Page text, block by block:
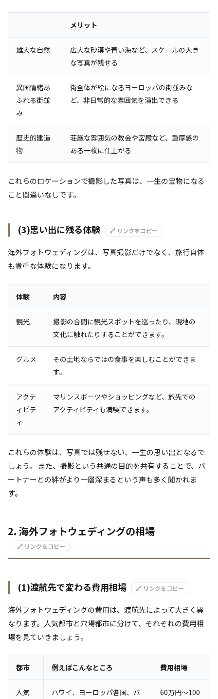
メリット
雄大な自然
広大な砂漠や青い海など、スケールの大き
な写真が残せる
異国情緒あ
ふれる街並
み
街全体が絵になるヨーロッパの街並みな
ど、非日常的な雰囲気を演出できる
歴史的建造
物
荘厳な雰囲気の教会や宮殿など、重厚感の
ある一枚に仕上がる
これらのロケーションで撮影した写真は、一生の宝物になる
こと間違いなしです。
(3)思い出に残る体験 🔗 リンクをコピー
海外フォトウェディングは、写真撮影だけでなく、旅行自体
も貴重な体験になります。
体験 内容
観光
撮影の合間に観光スポットを巡ったり、現地の
文化に触れたりすることができます。
グルメ
その土地ならではの食事を楽しむことができま
す。
アクテ
ィビテ
ィ
マリンスポーツやショッピングなど、旅先での
アクティビティも満喫できます。
これらの体験は、写真では残せない、一生の思い出となるで
しょう。 また、撮影という共通の目的を共有することで、パ
ートナーとの絆がより一層深まるという声も多く聞かれま
す。
2. 海外フォトウェディングの相場
🔗 リンクをコピー
(1)渡航先で変わる費用相場 🔗 リンクをコピー
海外フォトウェディングの費用は、渡航先によって大きく異
なります。人気都市と穴場都市に分けて、それぞれの費用相
場を見ていきましょう。
都市 例えばこんなところ 費用相場
人気 ハワイ、ヨーロッパ各国、バ 60万円～100